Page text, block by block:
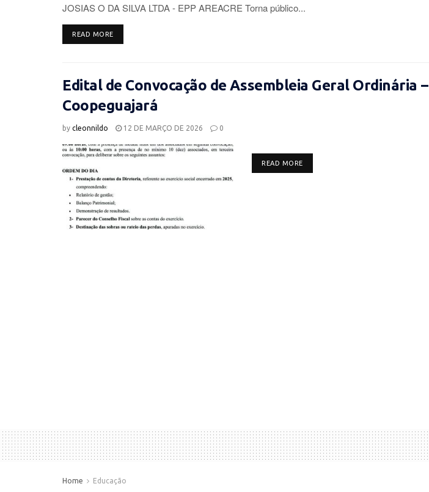
JOSIAS O DA SILVA LTDA - EPP AREACRE Torna público...
READ MOREDETAILS
Edital de Convocação de Assembleia Geral Ordinária –
Coopeguajará
by cleonnildo 12 DE MARÇO DE 2026 0
READ MOREDETAILS
Home Educação